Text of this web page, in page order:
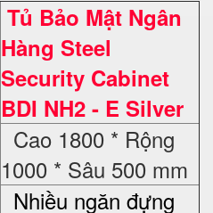
Tủ Bảo Mật Ngân
Hàng Steel
Security Cabinet
BDI NH2 - E Silver
Cao 1800 * Rộng
1000 * Sâu 500 mm
Nhiều ngăn đựng